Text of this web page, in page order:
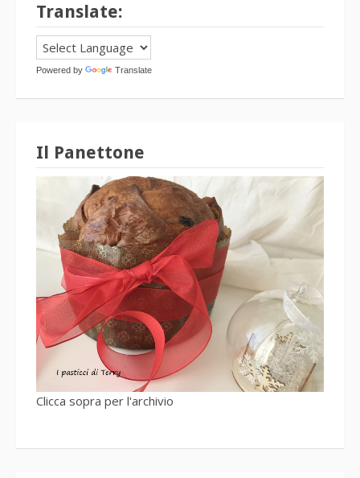
Translate:
Powered by Translate
Il Panettone
Clicca sopra per l'archivio